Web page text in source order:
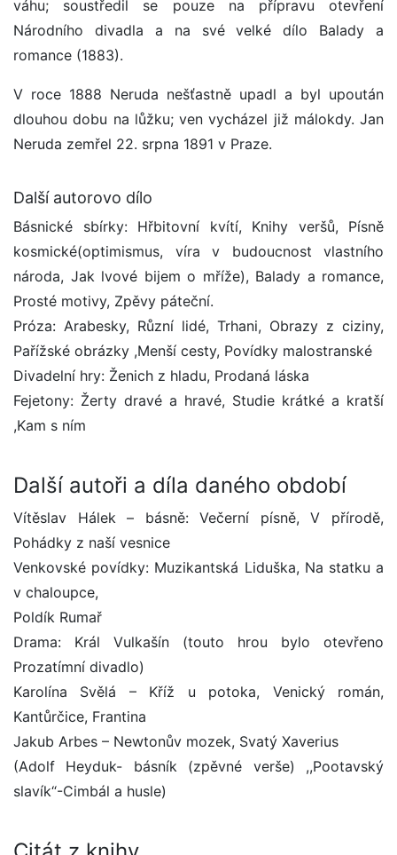
váhu; soustředil se pouze na přípravu otevření
Národního divadla a na své velké dílo Balady a
romance (1883).
V roce 1888 Neruda nešťastně upadl a byl upoután
dlouhou dobu na lůžku; ven vycházel již málokdy. Jan
Neruda zemřel 22. srpna 1891 v Praze.
Další autorovo dílo
Básnické sbírky: Hřbitovní kvítí, Knihy veršů, Písně
kosmické(optimismus, víra v budoucnost vlastního
národa, Jak lvové bijem o mříže), Balady a romance,
Prosté motivy, Zpěvy páteční.
Próza: Arabesky, Různí lidé, Trhani, Obrazy z ciziny,
Pařížské obrázky ,Menší cesty, Povídky malostranské
Divadelní hry: Ženich z hladu, Prodaná láska
Fejetony: Žerty dravé a hravé, Studie krátké a kratší
,Kam s ním
Další autoři a díla daného období
Vítěslav Hálek – básně: Večerní písně, V přírodě,
Pohádky z naší vesnice
Venkovské povídky: Muzikantská Liduška, Na statku a
v chaloupce,
Poldík Rumař
Drama: Král Vulkašín (touto hrou bylo otevřeno
Prozatímní divadlo)
Karolína Svělá – Kříž u potoka, Venický román,
Kantůrčice, Frantina
Jakub Arbes – Newtonův mozek, Svatý Xaverius
(Adolf Heyduk- básník (zpěvné verše) ,,Pootavský
slavík“-Cimbál a husle)